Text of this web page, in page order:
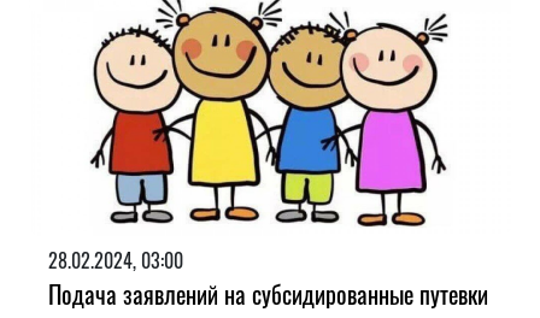
28.02.2024, 03:00
Подача заявлений на субсидированные путевки